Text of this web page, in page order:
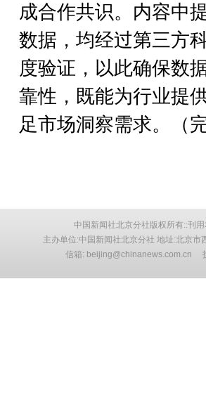
成合作共识。内容中
数据，均经过第三方
度验证，以此确保数
靠性，既能为行业提
足市场洞察需求。（完
中国新闻社北京分社版权所有::刊
主办单位:中国新闻社北京分社 地址:北京
信箱: beijing@chinanews.com.cn